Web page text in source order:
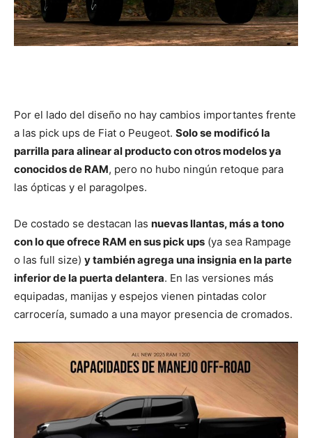
Por el lado del diseño no hay cambios importantes frente
a las pick ups de Fiat o Peugeot. Solo se modificó la
parrilla para alinear al producto con otros modelos ya
conocidos de RAM, pero no hubo ningún retoque para
las ópticas y el paragolpes.
De costado se destacan las nuevas llantas, más a tono
con lo que ofrece RAM en sus pick ups (ya sea Rampage
o las full size) y también agrega una insignia en la parte
inferior de la puerta delantera. En las versiones más
equipadas, manijas y espejos vienen pintadas color
carrocería, sumado a una mayor presencia de cromados.